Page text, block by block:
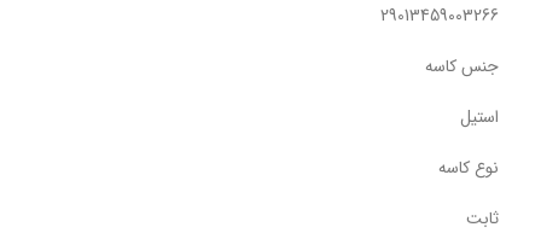
29013459003266
جنس کاسه
استیل
نوع کاسه
ثابت